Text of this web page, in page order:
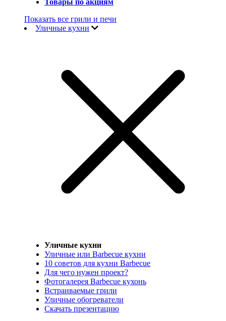
Товары по акциям
Показать все грили и печи
Уличные кухни
Уличные кухни
Уличные или Barbecue кухни
10 советов для кухни Barbecue
Для чего нужен проект?
Фотогалерея Barbecue кухонь
Встраиваемые грили
Уличные обогреватели
Скачать презентацию